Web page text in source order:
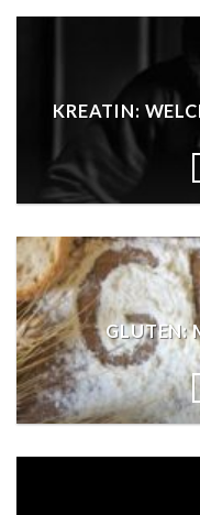
KREATIN:
GLUTEN: